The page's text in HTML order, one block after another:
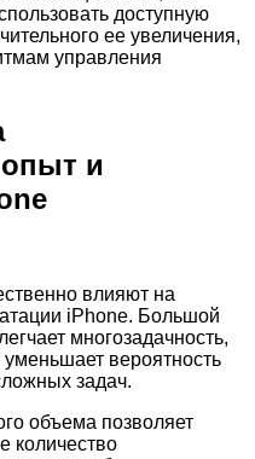
доступную
ее увеличения,
управления
опыт и
влияют на
iPhone. Большой
многозадачность,
вероятность
задач.
объема позволяет
количество